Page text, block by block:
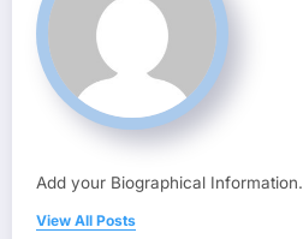
Add your Biographical Information.
View All Posts